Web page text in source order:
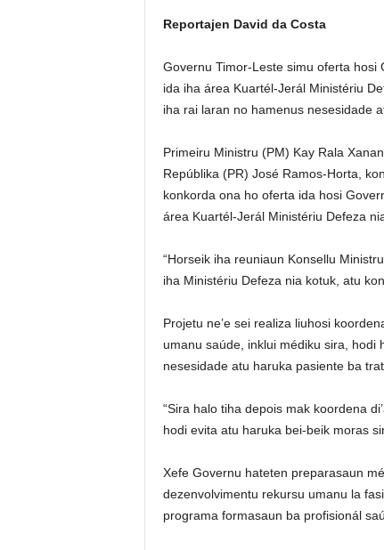
Reportajen David da Costa
Governu Timor-Leste simu oferta hosi
ida iha área Kuartél-Jerál Ministériu
iha rai laran no hamenus nesesidade
Primeiru Ministru (PM) Kay Rala
Repúblika (PR) José Ramos-Horta,
konkorda ona ho oferta ida hosi
área Kuartél-Jerál Ministériu Defeza
“Horseik iha reuniaun Konsellu
iha Ministériu Defeza nia kotuk, atu
Projetu ne’e sei realiza liuhosi
umanu saúde, inklui médiku sira, hodi
nesesidade atu haruka pasiente ba
“Sira halo tiha depois mak koordena
hodi evita atu haruka bei-beik moras
Xefe Governu hateten preparasaun
dezenvolvimentu rekursu umanu la
programa formasaun ba profisionál